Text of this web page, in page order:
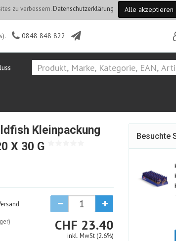
zu verbessern. Datenschutzerklärung Alle akzeptieren
0848 848 822
Kleinpackung
X 30 G
CHF CHF
23.40
inkl. MwSt (2.6%)
Besuchte